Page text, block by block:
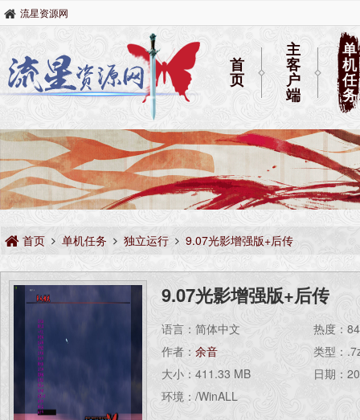
流星资源网
首
页
主
客
户
端
单
机
任
务
首页 单机任务 独立运行 9.07光影增强版+后传
9.07光影增强版+后传
语言：简体中文
作者： 余音
大小：411.33 MB
环境：/WinALL
热度：
类型：
日期：